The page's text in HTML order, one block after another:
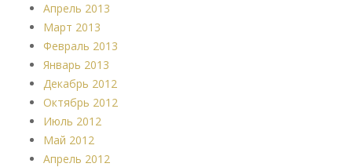
Апрель 2013
Март 2013
Февраль 2013
Январь 2013
Декабрь 2012
Октябрь 2012
Июль 2012
Май 2012
Апрель 2012